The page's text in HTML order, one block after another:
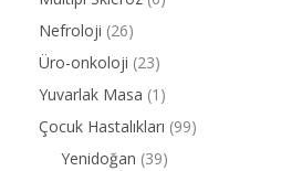
Nefroloji (26)
Üro-onkoloji (23)
Yuvarlak Masa (1)
Çocuk Hastalıkları (99)
Yenidoğan (39)